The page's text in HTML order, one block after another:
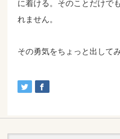
に着ける。そのことだけで
れません。
その勇気をちょっと出してみ